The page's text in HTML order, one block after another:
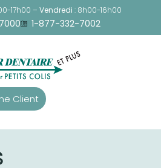
17h00 – Vendredi : 8h00-16h00
1-877-332-7002
Client